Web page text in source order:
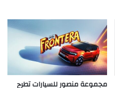
مجموعة منصور للسيارات تطرح